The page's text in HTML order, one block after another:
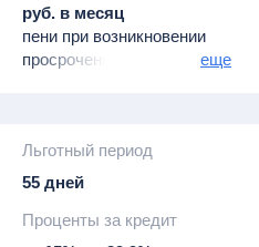
руб. в месяц
пени при возникновении
просроченной
овердрафт -390 руб.
штраф за пропуск
590 руб. (не применяется
еще
Льготный период
55 дней
Проценты за кредит